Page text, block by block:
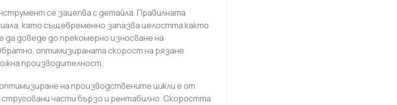
се зацепва с детайла. Правилната
като същевременно запазва целостта както
доведе до прекомерно износване на
оптимизираната скорост на рязане
производителност.
на производствените цикли е от
части бързо и рентабилно. Скоростта